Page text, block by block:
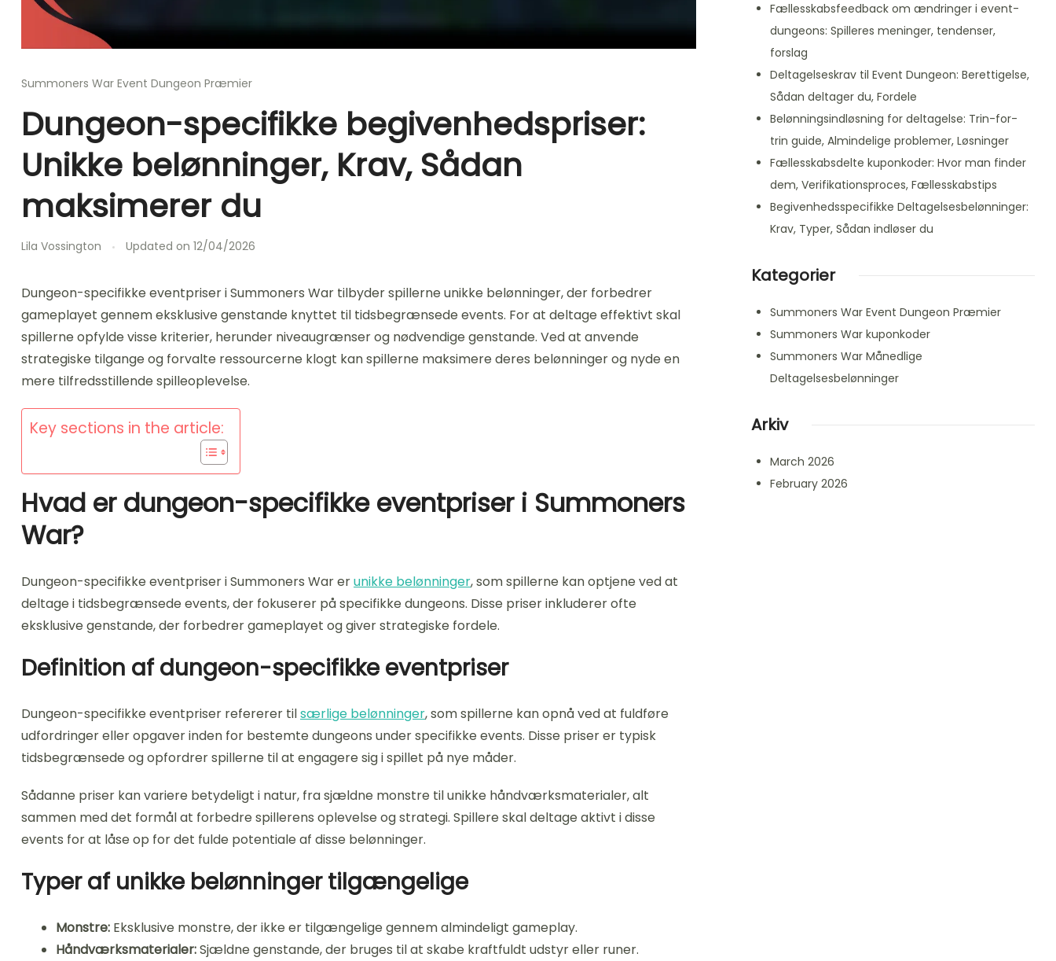
Summoners War Event Dungeon Præmier
Dungeon-specifikke begivenhedspriser:
Unikke belønninger, Krav, Sådan
maksimerer du
Lila Vossington Updated on 12/04/2026
Dungeon-specifikke eventpriser i Summoners War tilbyder spillerne unikke belønninger, der forbedrer
gameplayet gennem eksklusive genstande knyttet til tidsbegrænsede events. For at deltage effektivt skal
spillerne opfylde visse kriterier, herunder niveaugrænser og nødvendige genstande. Ved at anvende
strategiske tilgange og forvalte ressourcerne klogt kan spillerne maksimere deres belønninger og nyde en
mere tilfredsstillende spilleoplevelse.
Key sections in the article:
Hvad er dungeon-specifikke eventpriser i Summoners
War?
Dungeon-specifikke eventpriser i Summoners War erunikke belønninger, som spillerne kan optjene ved at
deltage i tidsbegrænsede events, der fokuserer på specifikke dungeons. Disse priser inkluderer ofte
eksklusive genstande, der forbedrer gameplayet og giver strategiske fordele.
Definition af dungeon-specifikke eventpriser
Dungeon-specifikke eventpriser refererer tilsærlige belønninger, som spillerne kan opnå ved at fuldføre
udfordringer eller opgaver inden for bestemte dungeons under specifikke events. Disse priser er typisk
tidsbegrænsede og opfordrer spillerne til at engagere sig i spillet på nye måder.
Sådanne priser kan variere betydeligt i natur, fra sjældne monstre til unikke håndværksmaterialer, alt
sammen med det formål at forbedre spillerens oplevelse og strategi. Spillere skal deltage aktivt i disse
events for at låse op for det fulde potentiale af disse belønninger.
Typer af unikke belønninger tilgængelige
Monstre: Eksklusive monstre, der ikke er tilgængelige gennem almindeligt gameplay.
Håndværksmaterialer:Sjældne genstande, der bruges til at skabe kraftfuldt udstyr eller runer.
Fællesskabsfeedback om ændringer i event-
dungeons: Spilleres meninger, tendenser,
forslag
Deltagelseskrav til Event Dungeon: Berettigelse,
Sådan deltager du, Fordele
Belønningsindløsning for deltagelse: Trin-for-
trin guide, Almindelige problemer, Løsninger
Fællesskabsdelte kuponkoder: Hvor man finder
dem, Verifikationsproces, Fællesskabstips
Begivenhedsspecifikke Deltagelsesbelønninger:
Krav, Typer, Sådan indløser du
Kategorier
Summoners War Event Dungeon Præmier
Summoners War kuponkoder
Summoners War Månedlige
Deltagelsesbelønninger
Arkiv
March 2026
February 2026